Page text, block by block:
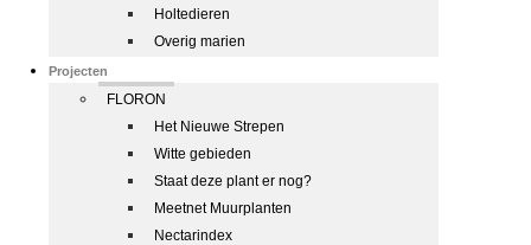
Holtedieren
Overig marien
Projecten
FLORON
Het Nieuwe Strepen
Witte gebieden
Staat deze plant er nog?
Meetnet Muurplanten
Nectarindex